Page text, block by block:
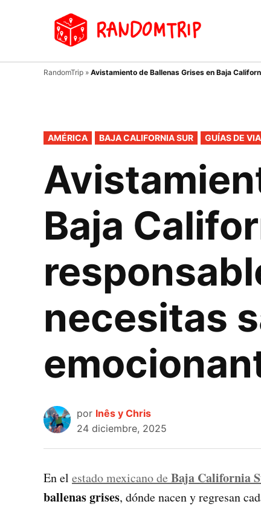
donde
tu
RandomTrip » Avistamiento de Ballenas Grises en Baja
PUBLICADO
EN
AMÉRICA BAJA CALIFORNIA SUR GUÍAS DE
Baja
necesitas
por Inês y Chris
24 diciembre, 2025
En el estado mexicano de Baja California
ballenas grises, dónde nacen y regresan